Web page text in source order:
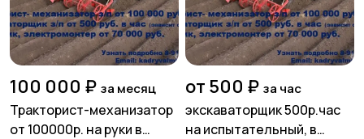
100 000 ₽ за месяц
Тракторист-механизатор
от 100000р. на руки в
от 500 ₽ за час
экскаваторщик 500р.час
на испытательный, в